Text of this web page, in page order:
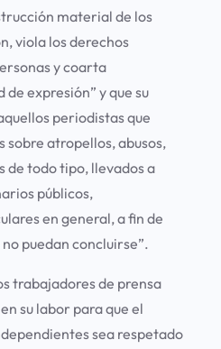
material de los
viola los derechos
y coarta
expresión” y que su
periodistas que
sobre atropellos, abusos,
de todo tipo, llevados a
públicos,
en general, a fin de
puedan concluirse”.
trabajadores de prensa
su labor para que el
sea respetado